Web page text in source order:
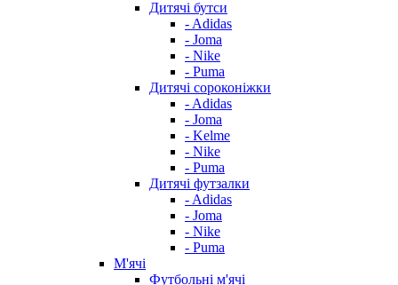
Дитячі бутси
- Adidas
- Joma
- Nike
- Puma
Дитячі сороконіжки
- Adidas
- Joma
- Kelme
- Nike
- Puma
Дитячі футзалки
- Adidas
- Joma
- Nike
- Puma
М'ячі
Футбольні м'ячі